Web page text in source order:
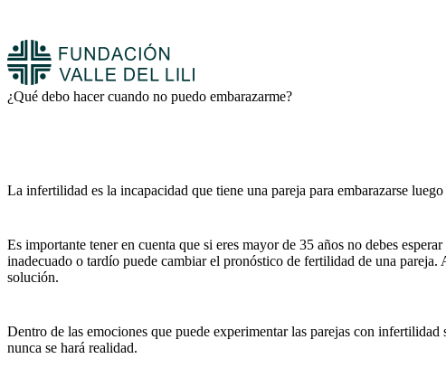
¿Qué debo hacer cuando no puedo embarazarme?
La infertilidad es la incapacidad que tiene una pareja para embarazarse
Es importante tener en cuenta que si eres mayor de 35 años no debes
inadecuado o tardío puede cambiar el pronóstico de fertilidad de una
solución.
Dentro de las emociones que puede experimentar las parejas con
nunca se hará realidad.